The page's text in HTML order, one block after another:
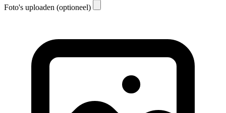
Foto's uploaden (optioneel)